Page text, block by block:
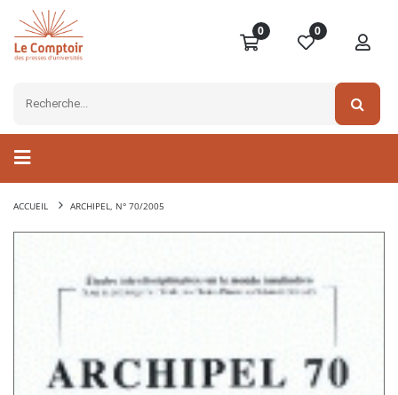
0 0
ACCUEIL ARCHIPEL, N° 70/2005